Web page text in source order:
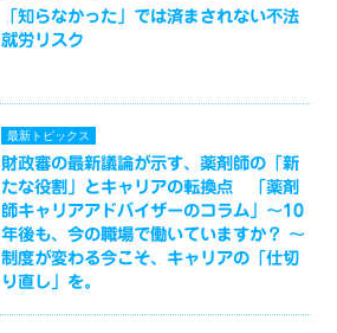
「知らなかった」では済まされない不法
就労リスク
最新トピックス
財政審の最新議論が示す、薬剤師の「新
たな役割」とキャリアの転換点 「薬剤
師キャリアアドバイザーのコラム」～10
年後も、今の職場で働いていますか？ ～
制度が変わる今こそ、キャリアの「仕切
り直し」を。